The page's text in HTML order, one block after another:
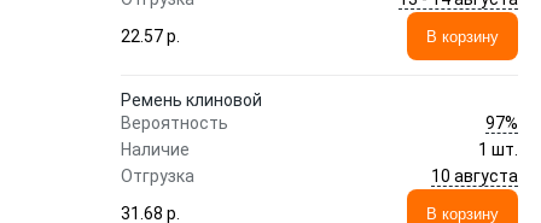
22.57 p.
В корзину
Ремень клиновой
Вероятность
97%
Наличие
1 шт.
Отгрузка
10 августа
31.68 p.
В корзину